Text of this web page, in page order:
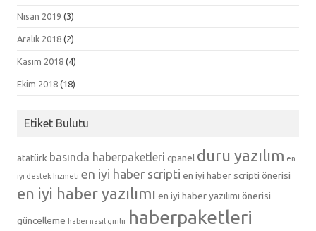
Nisan 2019 (3)
Aralık 2018 (2)
Kasım 2018 (4)
Ekim 2018 (18)
Etiket Bulutu
atatürk basında haberpaketleri cpanel duru yazılım en
iyi destek hizmeti en iyi haber scripti en iyi haber scripti önerisi
en iyi haber yazılımı en iyi haber yazılımı önerisi
güncelleme haber nasıl girilir haberpaketleri